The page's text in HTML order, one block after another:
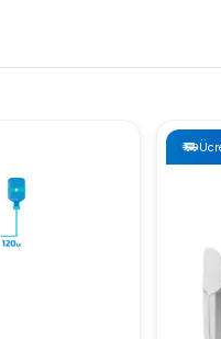
bilgisi için lütfen bizimle
çalışma prensibi ile
olur. Kendinden